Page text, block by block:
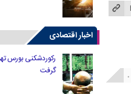
اخبار اقتصادی
گرفت